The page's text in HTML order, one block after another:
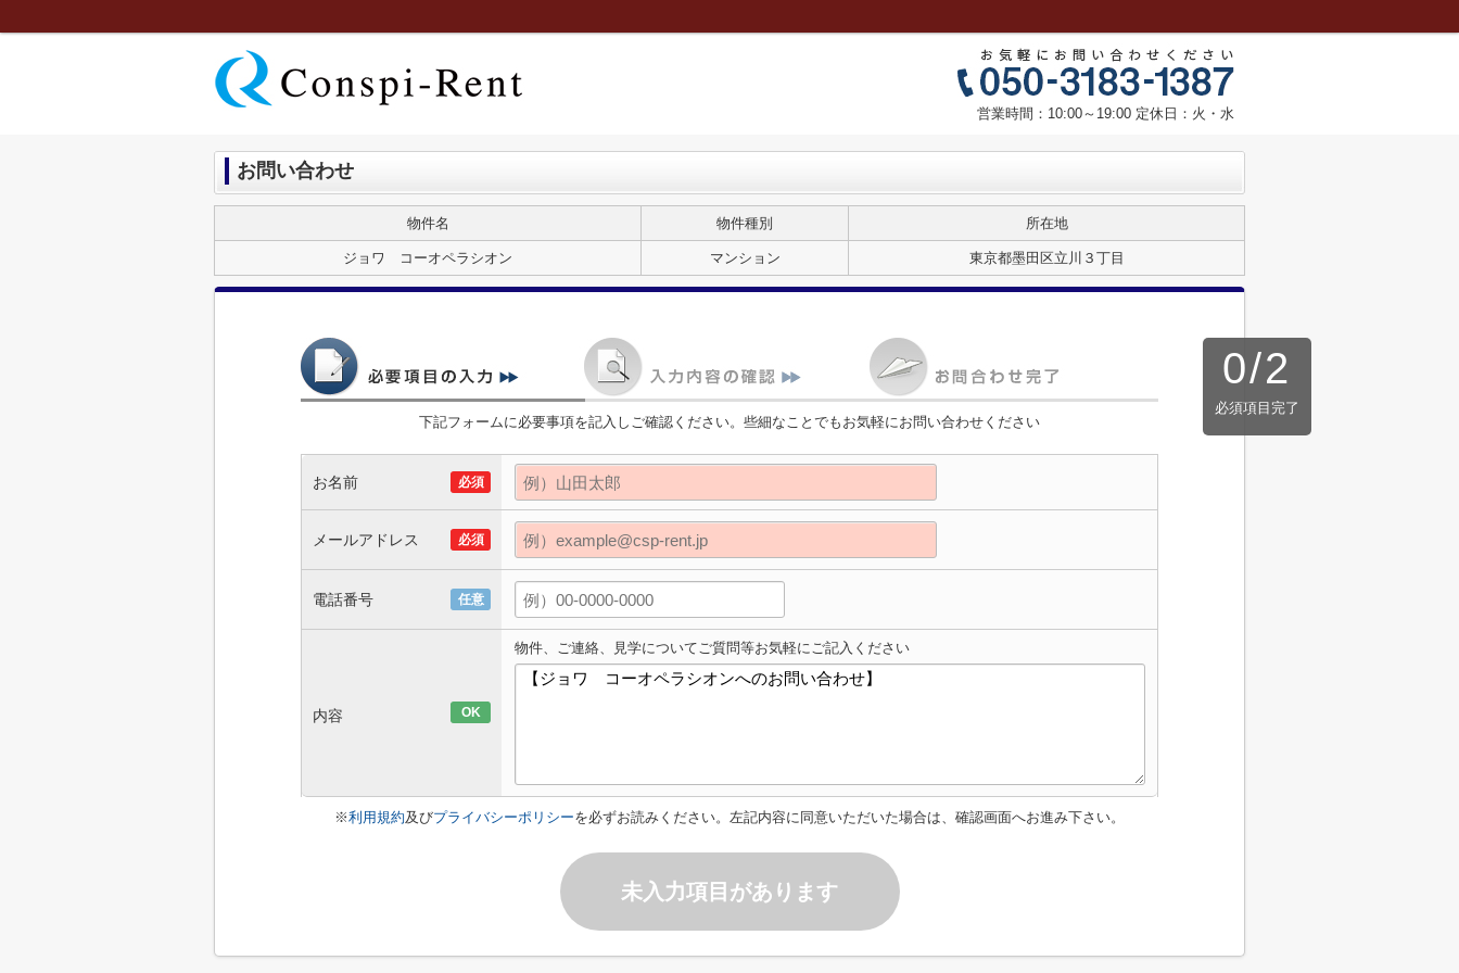
営業時間：10:00～19:00 定休日：火・水
お問い合わせ
物件名 物件種別 所在地
ジョワ コーオペラシオン マンション 東京都墨田区立川３丁目
0/2
必須項目完了
下記フォームに必要事項を記入しご確認ください。些細なことでもお気軽にお問い合わせください
お名前 必須
メールアドレス 必須
電話番号 任意
内容 OK
物件、ご連絡、見学についてご質問等お気軽にご記入ください
※利用規約及びプライバシーポリシーを必ずお読みください。左記内容に同意いただいた場合は、確認画面へお進み下さい。
未入力項目があります